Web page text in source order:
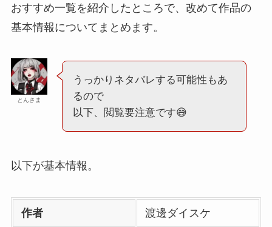
おすすめ一覧を紹介したところで、改めて作品の
基本情報についてまとめます。
とんさま
うっかりネタバレする可能性もあ
るので
以下、閲覧要注意です😅
以下が基本情報。
作者 渡邊ダイスケ